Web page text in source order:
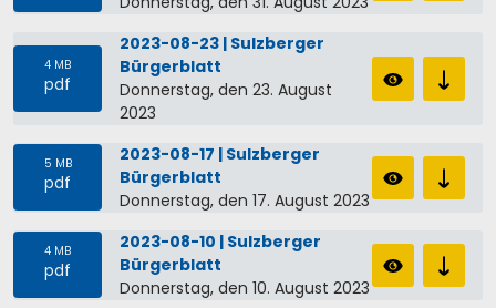
4 MB
pdf
2023-08-23 | Sulzberger
Bürgerblatt
Donnerstag, den 23. August
2023
5 MB
pdf
2023-08-17 | Sulzberger
Bürgerblatt
Donnerstag, den 17. August 2023
4 MB
pdf
2023-08-10 | Sulzberger
Bürgerblatt
Donnerstag, den 10. August 2023